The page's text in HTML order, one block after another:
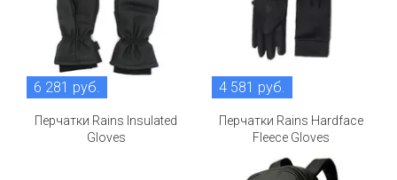
6 281 руб.
Перчатки Rains Insulated
Gloves
4 581 руб.
Перчатки Rains Hardface
Fleece Gloves